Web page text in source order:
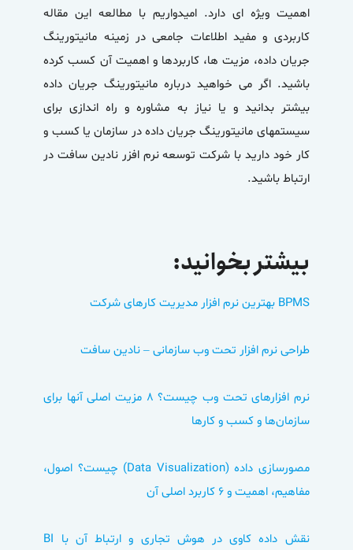
اهمیت ویژه ای دارد. امیدواریم با مطالعه این مقاله
کاربردی و مفید اطلاعات جامعی در زمینه مانیتورینگ
جریان داده، مزیت ها، کاربردها و اهمیت آن کسب کرده
باشید. اگر می خواهید درباره مانیتورینگ جریان داده
بیشتر بدانید و یا نیاز به مشاوره و راه اندازی برای
سیستمهای مانیتورینگ جریان داده در سازمان یا کسب و
کار خود دارید با شرکت توسعه نرم افزر نادین سافت در
ارتباط باشید.
بیشتر بخوانید:
BPMS بهترین نرم افزار مدیریت کارهای شرکت
طراحی نرم افزار تحت وب سازمانی – نادین سافت
نرم افزارهای تحت وب چیست؟ ۸ مزیت اصلی آنها برای
سازمان‌ها و کسب و کارها
مصورسازی داده (Data Visualization) چیست؟ اصول،
مفاهیم، اهمیت و 6 کاربرد اصلی آن
نقش داده کاوی در هوش تجاری و ارتباط آن با BI